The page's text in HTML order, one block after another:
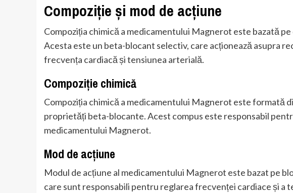
Compoziție și mod de acțiune
Compoziția chimică a medicamentului Magnerot este bazată
Acesta este un beta-blocant selectiv, care acționează asupra
frecvența cardiacă și tensiunea arterială.
Compoziție chimică
Compoziția chimică a medicamentului Magnerot este formată
proprietăți beta-blocante. Acest compus este responsabil
medicamentului Magnerot.
Mod de acțiune
Modul de acțiune al medicamentului Magnerot este bazat pe
care sunt responsabili pentru reglarea frecvenței cardiace și a